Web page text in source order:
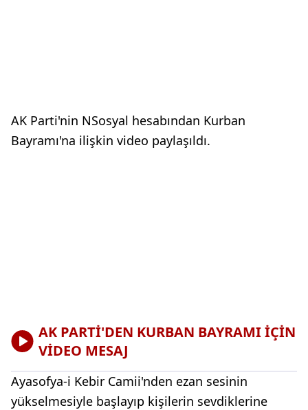
AK Parti'nin NSosyal hesabından Kurban
Bayramı'na ilişkin video paylaşıldı.
AK PARTİ'DEN KURBAN BAYRAMI İÇİN
VİDEO MESAJ
Ayasofya-i Kebir Camii'nden ezan sesinin
yükselmesiyle başlayıp kişilerin sevdiklerine